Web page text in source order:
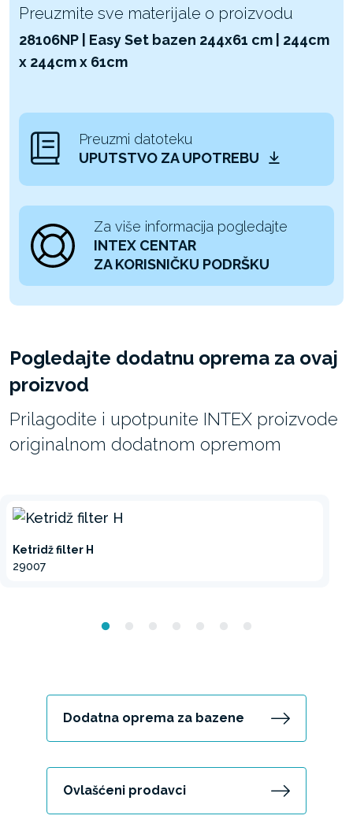
Preuzmite sve materijale o proizvodu
28106NP | Easy Set bazen 244x61 cm | 244cm
x 244cm x 61cm
Preuzmi datoteku
UPUTSTVO ZA UPOTREBU
Za više informacija pogledajte
INTEX CENTAR
ZA KORISNIČKU PODRŠKU
Pogledajte dodatnu oprema za ovaj
proizvod
Prilagodite i upotpunite INTEX proizvode
originalnom dodatnom opremom
Ketridž filter H
29007
Dodatna oprema za bazene
Ovlašćeni prodavci